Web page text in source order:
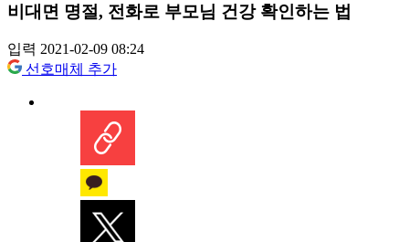
비대면 명절, 전화로 부모님 건강 확인하는 법
입력 2021-02-09 08:24
선호매체 추가